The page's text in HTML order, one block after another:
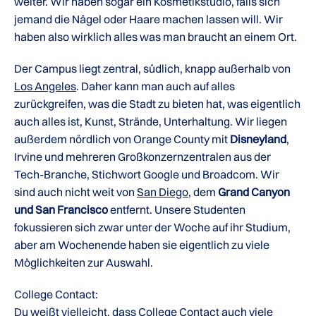
jemand die Nägel oder Haare machen lassen will. Wir
haben also wirklich alles was man braucht an einem Ort.
Der Campus liegt zentral, südlich, knapp außerhalb von
Los Angeles. Daher kann man auch auf alles
zurückgreifen, was die Stadt zu bieten hat, was eigentlich
auch alles ist, Kunst, Strände, Unterhaltung. Wir liegen
außerdem nördlich von Orange County mit Disneyland,
Irvine und mehreren Großkonzernzentralen aus der
Tech-Branche, Stichwort Google und Broadcom. Wir
sind auch nicht weit von San Diego, dem Grand Canyon
und San Franciscoentfernt. Unsere Studenten
fokussieren sich zwar unter der Woche auf ihr Studium,
aber am Wochenende haben sie eigentlich zu viele
Möglichkeiten zur Auswahl.
College Contact:
Du weißt vielleicht, dass College Contact auch viele